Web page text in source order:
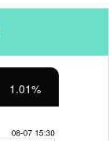
1.01%